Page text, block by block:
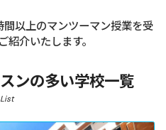
以上のマンツーマン授業を受
介いたします。
ンの多い学校一覧
List